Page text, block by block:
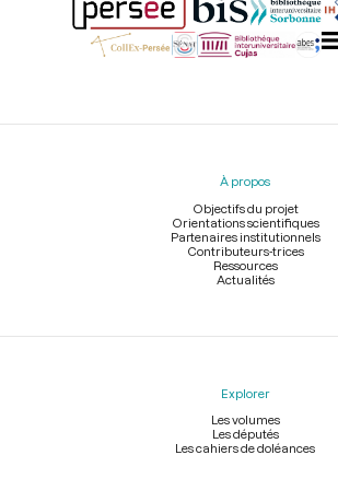
Menu
À propos
Objectifs du projet
Orientations scientifiques
Partenaires institutionnels
Contributeurs-trices
Ressources
Actualités
Explorer
Les volumes
Les députés
Les cahiers de doléances